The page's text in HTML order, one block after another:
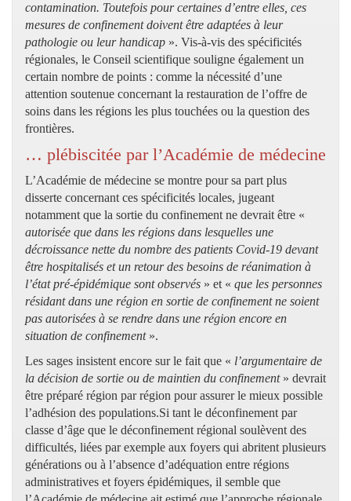
contamination. Toutefois pour certaines d’entre elles, ces
mesures de confinement doivent être adaptées à leur
pathologie ou leur handicap ». Vis-à-vis des spécificités
régionales, le Conseil scientifique souligne également un
certain nombre de points : comme la nécessité d’une
attention soutenue concernant la restauration de l’offre de
soins dans les régions les plus touchées ou la question des
frontières.
… plébiscitée par l’Académie de médecine
L’Académie de médecine se montre pour sa part plus
disserte concernant ces spécificités locales, jugeant
notamment que la sortie du confinement ne devrait être «
autorisée que dans les régions dans lesquelles une
décroissance nette du nombre des patients Covid-19 devant
être hospitalisés et un retour des besoins de réanimation à
l’état pré-épidémique sont observés » et « que les personnes
résidant dans une région en sortie de confinement ne soient
pas autorisées à se rendre dans une région encore en
situation de confinement».
Les sages insistent encore sur le fait que « l’argumentaire de
la décision de sortie ou de maintien du confinement» devrait
être préparé région par région pour assurer le mieux possible
l’adhésion des populations.Si tant le déconfinement par
classe d’âge que le déconfinement régional soulèvent des
difficultés, liées par exemple aux foyers qui abritent plusieurs
générations ou à l’absence d’adéquation entre régions
administratives et foyers épidémiques, il semble que